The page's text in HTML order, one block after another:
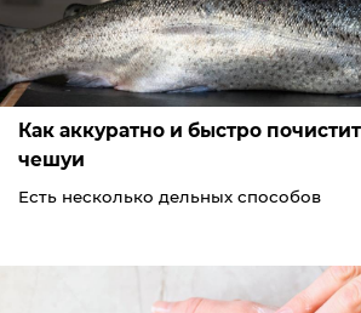
Как аккуратно и быстро
чешуи
Есть несколько дельных способов